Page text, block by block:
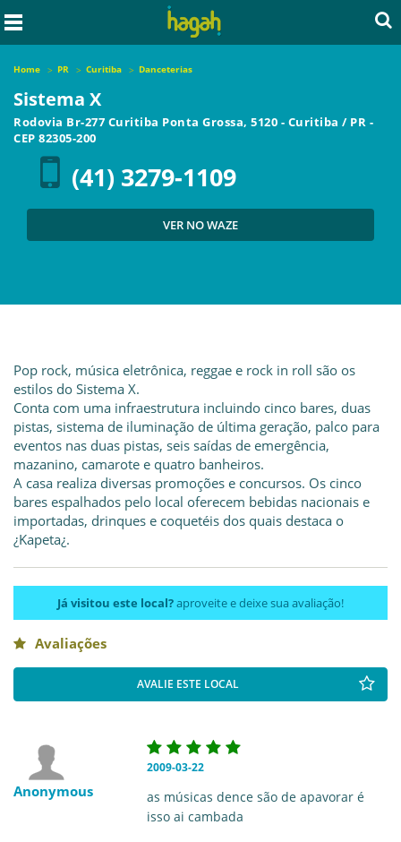
Home PR Curitiba Danceterias
Sistema X
Rodovia Br-277 Curitiba Ponta Grossa, 5120 - Curitiba / PR -
CEP 82305-200
(41) 3279-1109
VER NO WAZE
Pop rock, música eletrônica, reggae e rock in roll são os
estilos do Sistema X.
Conta com uma infraestrutura incluindo cinco bares, duas
pistas, sistema de iluminação de última geração, palco para
eventos nas duas pistas, seis saídas de emergência,
mazanino, camarote e quatro banheiros.
A casa realiza diversas promoções e concursos. Os cinco
bares espalhados pelo local oferecem bebidas nacionais e
importadas, drinques e coquetéis dos quais destaca o
¿Kapeta¿.
Já visitou este local?aproveite e deixe sua avaliação!
Avaliações
AVALIE ESTE LOCAL
Anonymous
2009-03-22
as músicas dence são de apavorar é
isso ai cambada